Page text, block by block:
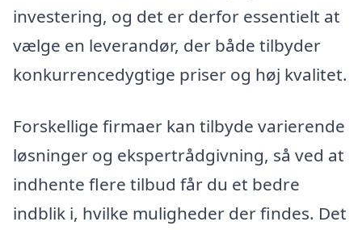
investering, og det er derfor essentielt at
vælge en leverandør, der både tilbyder
konkurrencedygtige priser og høj kvalitet.
Forskellige firmaer kan tilbyde varierende
løsninger og ekspertrådgivning, så ved at
indhente flere tilbud får du et bedre
indblik i, hvilke muligheder der findes. Det